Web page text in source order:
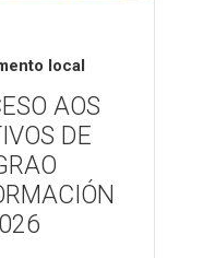
local
AOS
DE